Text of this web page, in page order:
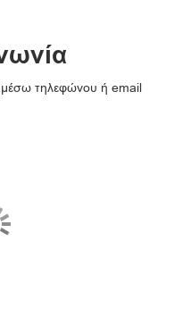
μέσω τηλεφώνου ή email